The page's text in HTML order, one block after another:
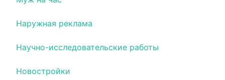
Наружная реклама
Научно-исследовательские работы
Новостройки